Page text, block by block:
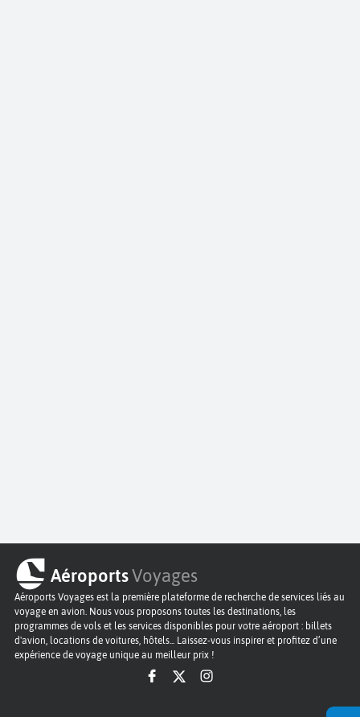
AéroportsVoyages
Aéroports Voyages est la première plateforme de recherche de services liés au
voyage en avion. Nous vous proposons toutes les destinations, les
programmes de vols et les services disponibles pour votre aéroport : billets
d'avion, locations de voitures, hôtels... Laissez-vous inspirer et profitez d’une
expérience de voyage unique au meilleur prix !